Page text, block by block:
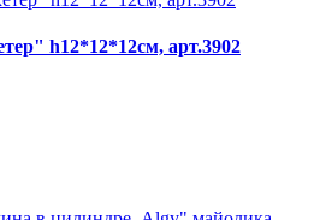
h12*12*12см, арт.3902